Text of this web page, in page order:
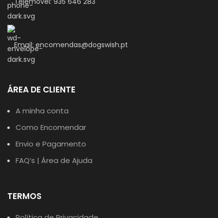
Email: encomendas@dogswish.pt
ÁREA DE CLIENTE
A minha conta
Como Encomendar
Envio e Pagamento
FAQ’s | Área de Ajuda
TERMOS